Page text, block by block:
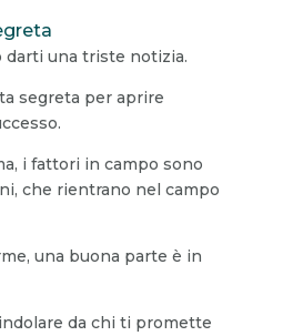
darti una triste notizia.
segreta per aprire
i fattori in campo sono
che rientrano nel campo
una buona parte è in
da chi ti promette